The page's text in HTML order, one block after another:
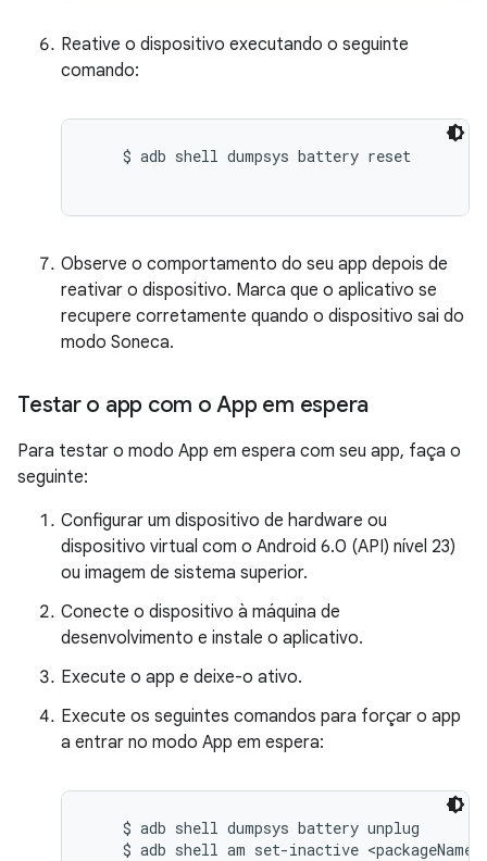
Reative o dispositivo executando o seguinte
comando:
    $ adb shell dumpsys battery reset
Observe o comportamento do seu app depois de
reativar o dispositivo. Marca que o aplicativo se
recupere corretamente quando o dispositivo sai do
modo Soneca.
Testar o app com o App em espera
Para testar o modo App em espera com seu app, faça o
seguinte:
Configurar um dispositivo de hardware ou
dispositivo virtual com o Android 6.0 (API) nível 23)
ou imagem de sistema superior.
Conecte o dispositivo à máquina de
desenvolvimento e instale o aplicativo.
Execute o app e deixe-o ativo.
Execute os seguintes comandos para forçar o app
a entrar no modo App em espera:
    $ adb shell dumpsys battery unplug
$ adb shell am set-inactive <packageName>